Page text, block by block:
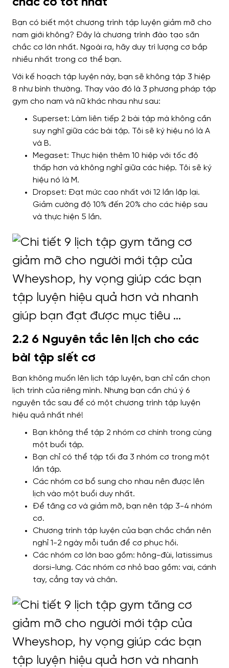
Bạn có biết một chương trình tập luyện giảm mỡ cho
nam giới không? Đây là chương trình đào tạo săn
chắc cơ lớn nhất. Ngoài ra, hãy duy trì lượng cơ bắp
nhiều nhất trong cơ thể bạn.
Với kế hoạch tập luyện này, bạn sẽ không tập 3 hiệp
8 như bình thường. Thay vào đó là 3 phương pháp tập
gym cho nam và nữ khác nhau như sau:
Superset: Làm liên tiếp 2 bài tập mà không cần
suy nghĩ giữa các bài tập. Tôi sẽ ký hiệu nó là A
và B.
Megaset: Thực hiện thêm 10 hiệp với tốc độ
thấp hơn và không nghỉ giữa các hiệp. Tôi sẽ ký
hiệu nó là M.
Dropset: Đạt mức cao nhất với 12 lần lặp lại.
Giảm cường độ 10% đến 20% cho các hiệp sau
và thực hiện 5 lần.
2.2 6 Nguyên tắc lên lịch cho các
bài tập siết cơ
Bạn không muốn lên lịch tập luyện, bạn chỉ cần chọn
lịch trình của riêng mình. Nhưng bạn cần chú ý 6
nguyên tắc sau để có một chương trình tập luyện
hiệu quả nhất nhé!
Bạn không thể tập 2 nhóm cơ chính trong cùng
một buổi tập.
Bạn chỉ có thể tập tối đa 3 nhóm cơ trong một
lần tập.
Các nhóm cơ bổ sung cho nhau nên được lên
lịch vào một buổi duy nhất.
Để tăng cơ và giảm mỡ, bạn nên tập 3-4 nhóm
cơ.
Chương trình tập luyện của bạn chắc chắn nên
nghỉ 1-2 ngày mỗi tuần để cơ phục hồi.
Các nhóm cơ lớn bao gồm: hông-đùi, latissimus
dorsi-lưng. Các nhóm cơ nhỏ bao gồm: vai, cánh
tay, cẳng tay và chân.